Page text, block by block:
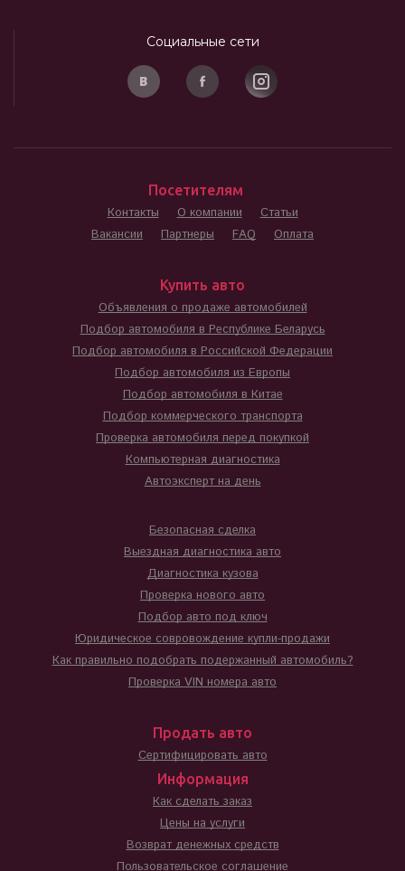
Социальные сети
Посетителям
Контакты О компании
Статьи
Вакансии
Партнеры FAQ Оплата
Купить авто
Объявления о продаже автомобилей
Подбор автомобиля в Республике Беларусь
Подбор автомобиля в Российской Федерации
Подбор автомобиля из Европы
Подбор автомобиля в Китае
Подбор коммерческого транспорта
Проверка автомобиля перед покупкой
Компьютерная диагностика
Автоэксперт на день
Безопасная сделка
Выездная диагностика авто
Диагностика кузова
Проверка нового авто
Подбор авто под ключ
Юридическое совровождение купли-продажи
Как правильно подобрать подержанный автомобиль?
Проверка VIN номера авто
Продать авто
Сертифицировать авто
Информация
Как сделать заказ
Цены на услуги
Возврат денежных средств
Пользовательское соглашение